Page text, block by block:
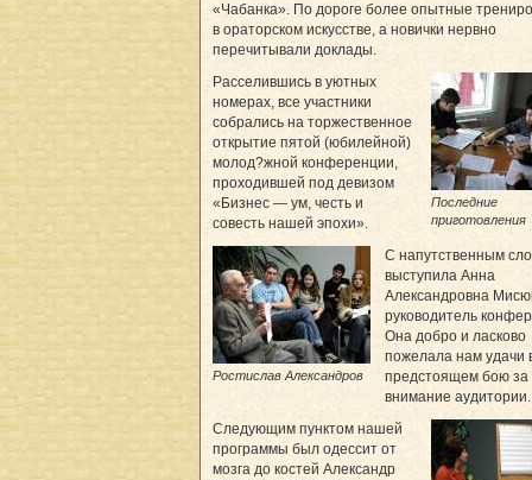
«Чабанка». По дороге более опытные
в ораторском искусстве, а новички нервно
перечитывали доклады.
Последние
приготовления
Расселившись в уютных
номерах, все участники
собрались на торжественное
открытие пятой (юбилейной)
молод?жной конференции,
проходившей под девизом
«Бизнес — ум, честь и
совесть нашей эпохи».
Ростислав Александров
С напутственным
выступила Анна
Александровна
руководитель
Она добро и ласково
пожелала нам удачи
предстоящем бою за
внимание аудитории.
Следующим пунктом нашей
программы был одессит от
мозга до костей Александр